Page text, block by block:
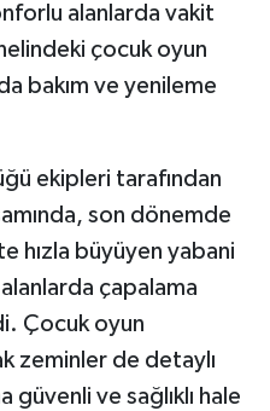
alanlarda vakit
çocuk oyun
bakım ve yenileme
ekipleri tarafından
son dönemde
hızla büyüyen yabani
çapalama
Çocuk oyun
zeminler de detaylı
ve sağlıklı hale